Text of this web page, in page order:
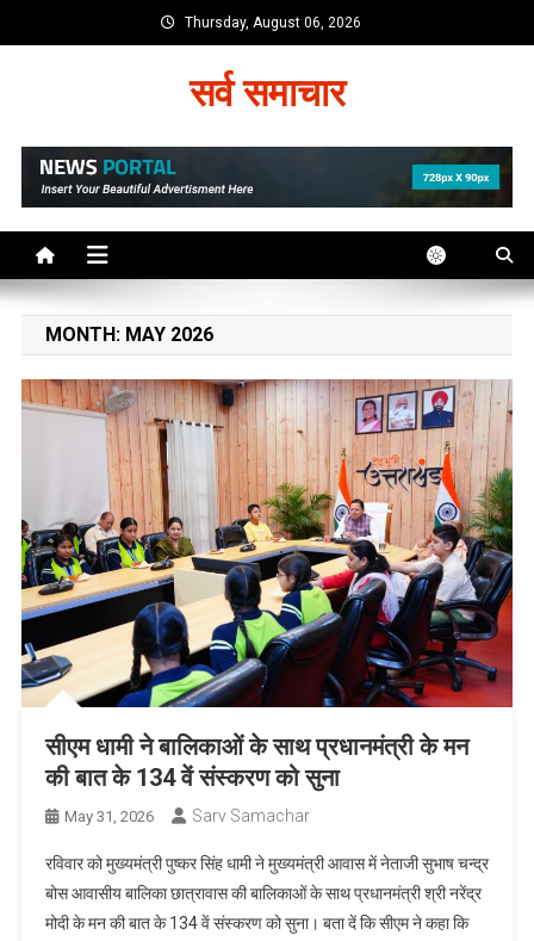
to
Thursday, August 06, 2026
सर्व समाचार
MONTH: MAY 2026
सीएम धामी ने बालिकाओं के साथ प्रधानमंत्री के मन
की बात के 134 वें संस्करण को सुना
May 31, 2026 Sarv Samachar
रविवार को मुख्यमंत्री पुष्कर सिंह धामी ने मुख्यमंत्री आवास में नेताजी सुभाष चन्द्र
बोस आवासीय बालिका छात्रावास की बालिकाओं के साथ प्रधानमंत्री श्री नरेंद्र
मोदी के मन की बात के 134 वें संस्करण को सुना। बता दें कि सीएम ने कहा कि